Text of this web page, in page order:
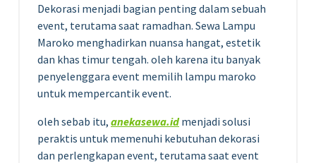
Dekorasi menjadi bagian penting dalam sebuah
event, terutama saat ramadhan. Sewa Lampu
Maroko menghadirkan nuansa hangat, estetik
dan khas timur tengah. oleh karena itu banyak
penyelenggara event memilih lampu maroko
untuk mempercantik event.
oleh sebab itu, anekasewa.idmenjadi solusi
peraktis untuk memenuhi kebutuhan dekorasi
dan perlengkapan event, terutama saat event